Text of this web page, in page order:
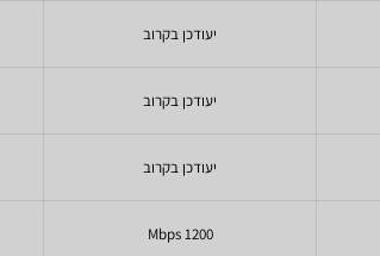
יעודכן בקרוב
יעודכן בקרוב
יעודכן בקרוב
1200 Mbps